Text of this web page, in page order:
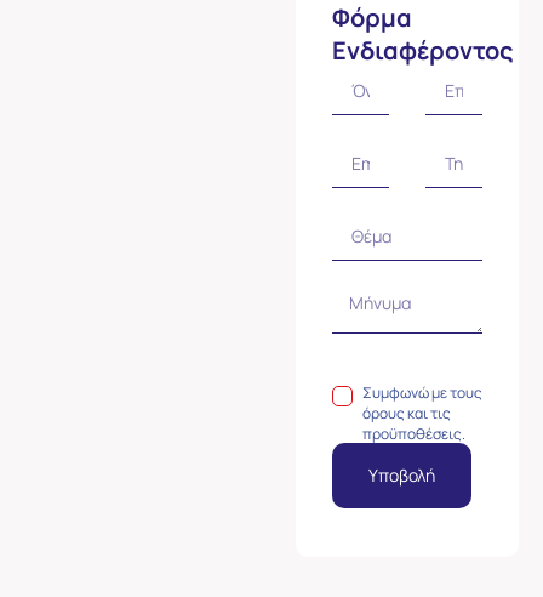
Φόρμα
Ενδιαφέροντος
Συμφωνώ με τους
όρους και τις
προϋποθέσεις.
Υποβολή